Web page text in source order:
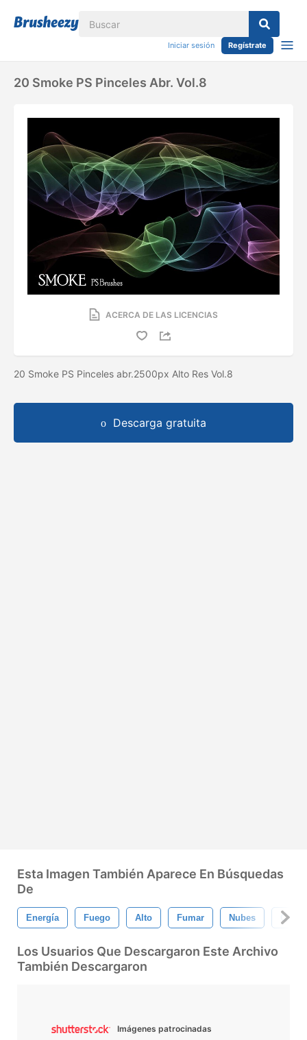
Iniciar sesión Regístrate
20 Smoke PS Pinceles Abr. Vol.8
ACERCA DE LAS LICENCIAS
20 Smoke PS Pinceles abr.2500px Alto Res Vol.8
Descarga gratuita
Esta Imagen También Aparece En Búsquedas
De
Energía Fuego Alto Fumar Nubes
Los Usuarios Que Descargaron Este Archivo
También Descargaron
Imágenes patrocinadas